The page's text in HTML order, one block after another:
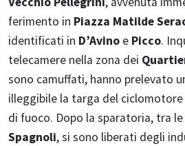
ferimento in Piazza Matilde
identificati in D’Avino e Picco.
telecamere nella zona dei
sono camuffati, hanno prelevato
illeggibile la targa del ciclomotore
di fuoco. Dopo la sparatoria, tra le
Spagnoli, si sono liberati degli